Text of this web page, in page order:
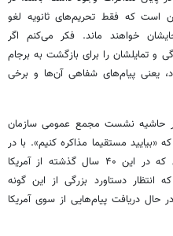
است که فقط تحریم‌های ثانویه لغو
خواهند ماند. فکر می‌کنم اگر
و تمایلشان را برای بازگشت به برجام
یعنی پیام‌های شفاهی آن‌ها و برخی
در حاشیه نشست مجمع عمومی سازمان
«بیایید مستقیما مذاکره کنیم». با در
نظر گرفتن تمام حساسیت‌ها و چیزهایی که در این ۴۰ سال گذشته از آمریکا
انتظار دستاورد بزرگی از این گونه
حال دریافت پیام‌هایی از سوی آمریکا